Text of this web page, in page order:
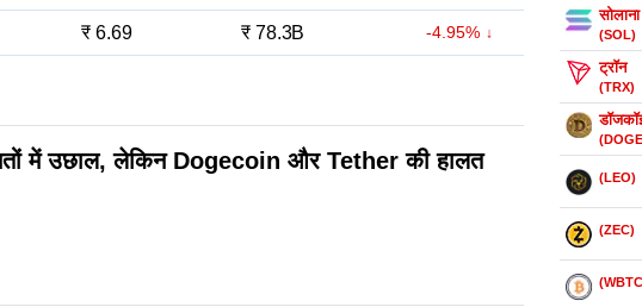
₹ 6.69 ₹ 78.3B -4.95%
में उछाल, लेकिन Dogecoin और Tether की हालत
सोलाना
(SOL)
ट्रॉन
(TRX)
(LEO)
(ZEC)